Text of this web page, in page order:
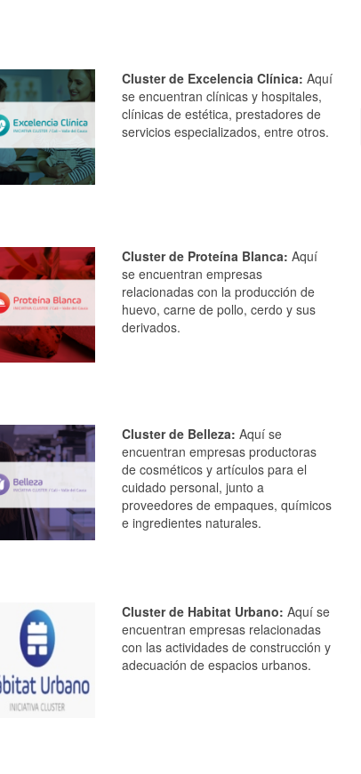
Cluster de Excelencia Clínica: Aquí
se encuentran clínicas y hospitales,
clínicas de estética, prestadores de
servicios especializados, entre otros.
Cluster de Proteína Blanca: Aquí
se encuentran empresas
relacionadas con la producción de
huevo, carne de pollo, cerdo y sus
derivados.
Cluster de Belleza: Aquí se
encuentran empresas productoras
de cosméticos y artículos para el
cuidado personal, junto a
proveedores de empaques, químicos
e ingredientes naturales.
Cluster de Habitat Urbano: Aquí se
encuentran empresas relacionadas
con las actividades de construcción y
adecuación de espacios urbanos.